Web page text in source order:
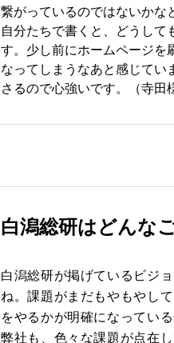
繋がっているのではないかな
自分たちで書くと、どうして
す。少し前にホームページを
なってしまうなあと感じてい
さるので心強いです。（寺田
白潟総研はどんな
白潟総研が掲げているビジ
ね。課題がまだもやもやし
をやるかが明確になってい
弊社も、色々な課題が点在